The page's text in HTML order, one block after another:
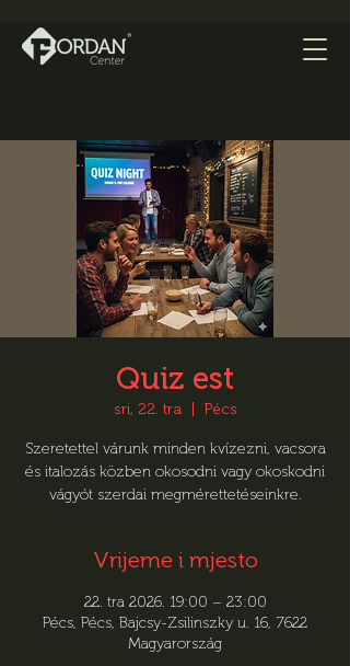
Quiz est
sri, 22. tra
  |
Pécs
Szeretettel várunk minden kvízezni, vacsora
és italozás közben okosodni vagy okoskodni
vágyót szerdai megmérettetéseinkre.
Vrijeme i mjesto
22. tra 2026. 19:00 – 23:00
Pécs, Pécs, Bajcsy-Zsilinszky u. 16, 7622
Magyarország